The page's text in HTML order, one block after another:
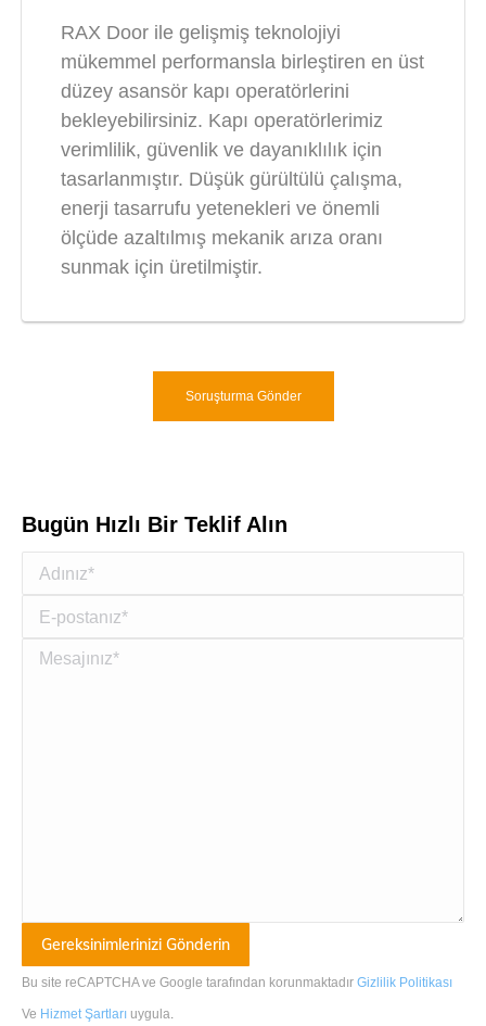
RAX Door ile gelişmiş teknolojiyi
mükemmel performansla birleştiren en üst
düzey asansör kapı operatörlerini
bekleyebilirsiniz. Kapı operatörlerimiz
verimlilik, güvenlik ve dayanıklılık için
tasarlanmıştır. Düşük gürültülü çalışma,
enerji tasarrufu yetenekleri ve önemli
ölçüde azaltılmış mekanik arıza oranı
sunmak için üretilmiştir.
Soruşturma Gönder
Bugün Hızlı Bir Teklif Alın
Bu site reCAPTCHA ve Google tarafından korunmaktadır Gizlilik Politikası
Ve Hizmet Şartları uygula.